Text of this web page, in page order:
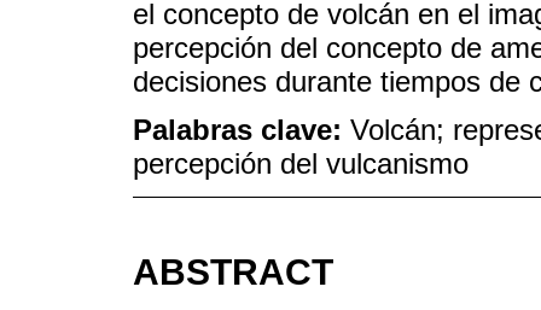
el concepto de volcán en el
percepción del concepto de
decisiones durante tiempos de
Palabras clave: Volcán;
percepción del vulcanismo
ABSTRACT